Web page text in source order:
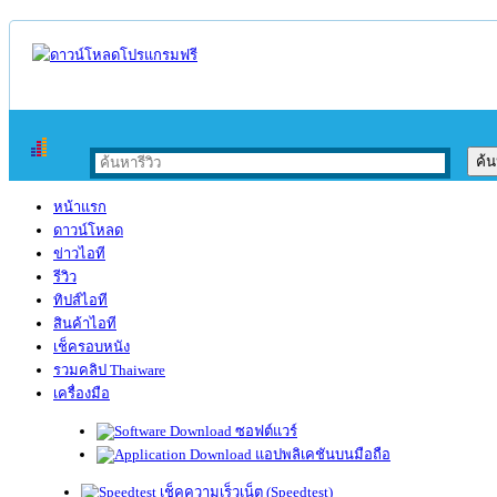
หน้าแรก
ดาวน์โหลด
ข่าวไอที
รีวิว
ทิปส์ไอที
สินค้าไอที
เช็ครอบหนัง
รวมคลิป Thaiware
เครื่องมือ
ซอฟต์แวร์
แอปพลิเคชันบนมือถือ
เช็คความเร็วเน็ต (Speedtest)